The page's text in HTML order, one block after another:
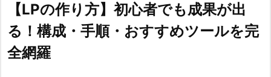
【LPの作り方】初心者でも成果が出
る！構成・手順・おすすめツールを完
全網羅